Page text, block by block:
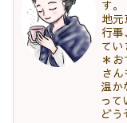
す。
地
行
てい
＊
さ
温か
って
どう